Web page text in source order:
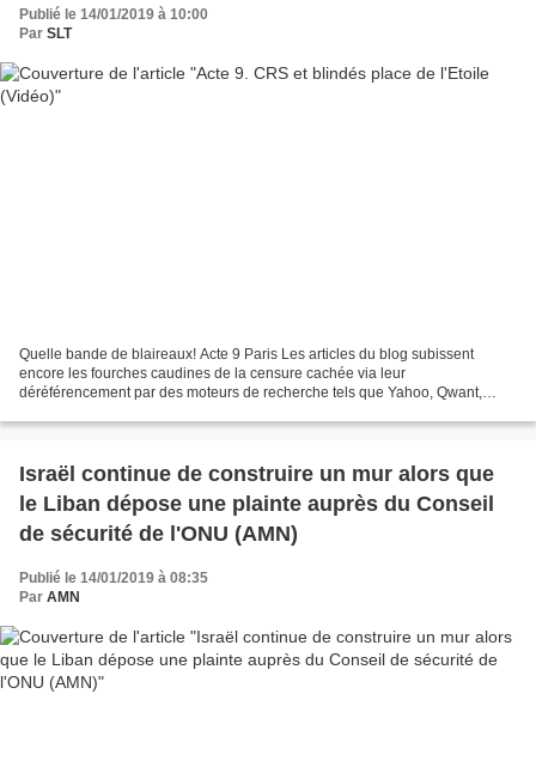
Publié le 14/01/2019 à 10:00
Par SLT
Quelle bande de blaireaux! Acte 9 Paris Les articles du blog subissent
encore les fourches caudines de la censure cachée via leur
déréférencement par des moteurs de recherche tels que Yahoo, Qwant,
Israël continue de construire un mur alors que
le Liban dépose une plainte auprès du Conseil
de sécurité de l'ONU (AMN)
Publié le 14/01/2019 à 08:35
Par AMN